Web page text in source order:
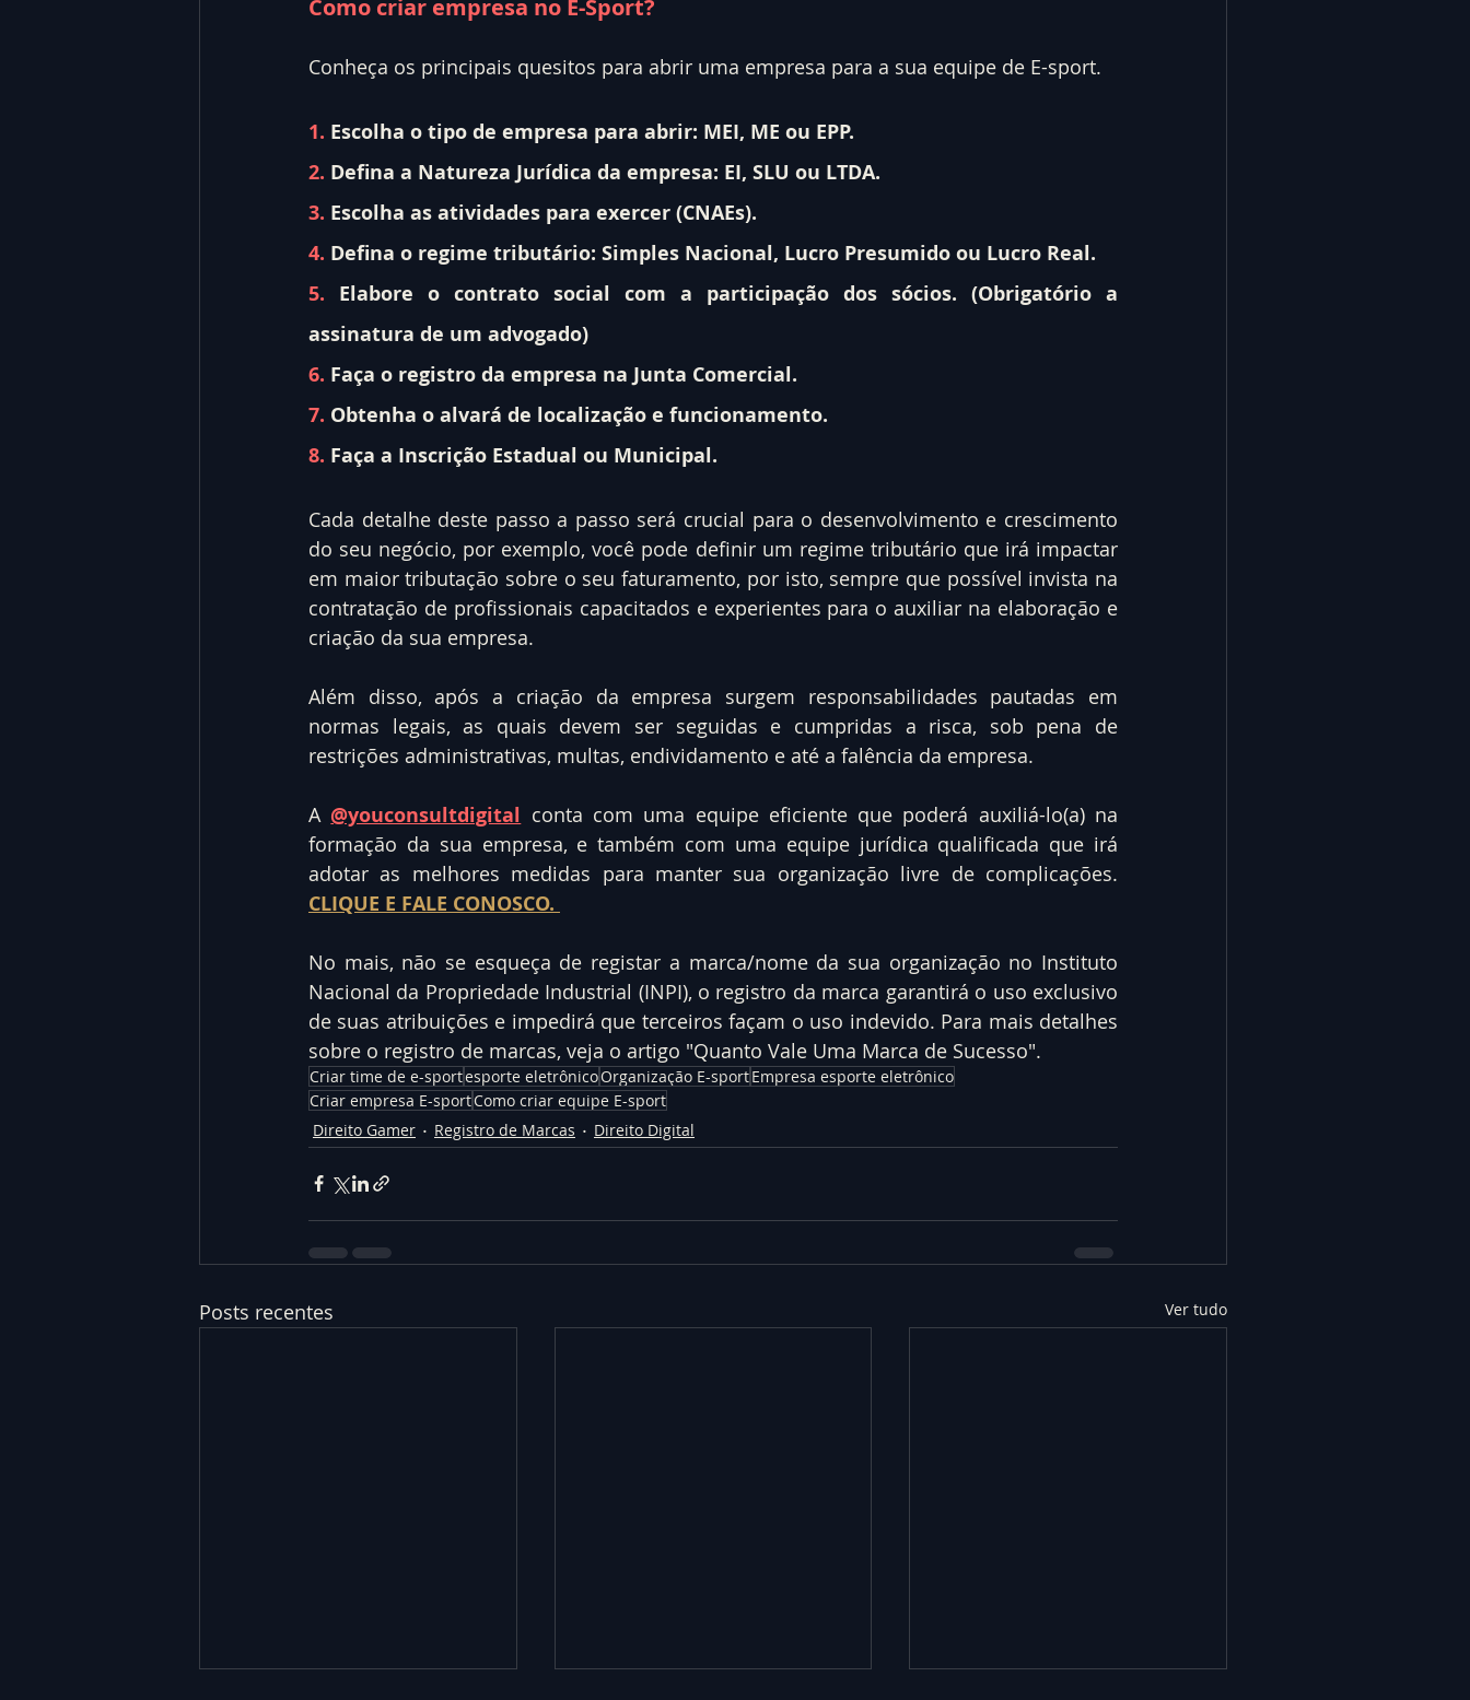
Como criar empresa no E-Sport?
Conheça os principais quesitos para abrir uma empresa para a sua equipe de E-sport.
1. Escolha o tipo de empresa para abrir: MEI, ME ou EPP.
2. Defina a Natureza Jurídica da empresa: EI, SLU ou LTDA.
3. Escolha as atividades para exercer (CNAEs).
4. Defina o regime tributário: Simples Nacional, Lucro Presumido ou Lucro Real.
5. Elabore o contrato social com a participação dos sócios. (Obrigatório a
assinatura de um advogado)
6. Faça o registro da empresa na Junta Comercial.
7. Obtenha o alvará de localização e funcionamento.
8. Faça a Inscrição Estadual ou Municipal.
Cada detalhe deste passo a passo será crucial para o desenvolvimento e crescimento
do seu negócio, por exemplo, você pode definir um regime tributário que irá impactar
em maior tributação sobre o seu faturamento, por isto, sempre que possível invista na
contratação de profissionais capacitados e experientes para o auxiliar na elaboração e
criação da sua empresa.
Além disso, após a criação da empresa surgem responsabilidades pautadas em
normas legais, as quais devem ser seguidas e cumpridas a risca, sob pena de
restrições administrativas, multas, endividamento e até a falência da empresa.
A @youconsultdigital conta com uma equipe eficiente que poderá auxiliá-lo(a) na
formação da sua empresa, e também com uma equipe jurídica qualificada que irá
CLIQUE E FALE CONOSCO.
No mais, não se esqueça de registar a marca/nome da sua organização no Instituto
Nacional da Propriedade Industrial (INPI), o registro da marca garantirá o uso exclusivo
de suas atribuições e impedirá que terceiros façam o uso indevido. Para mais detalhes
sobre o registro de marcas, veja o artigo "Quanto Vale Uma Marca de Sucesso".
Criar time de e-sportesporte eletrônicoOrganização E-sportEmpresa esporte eletrônico
Criar empresa E-sportComo criar equipe E-sport
Direito Gamer
Registro de Marcas Direito Digital
Posts recentes Ver tudo